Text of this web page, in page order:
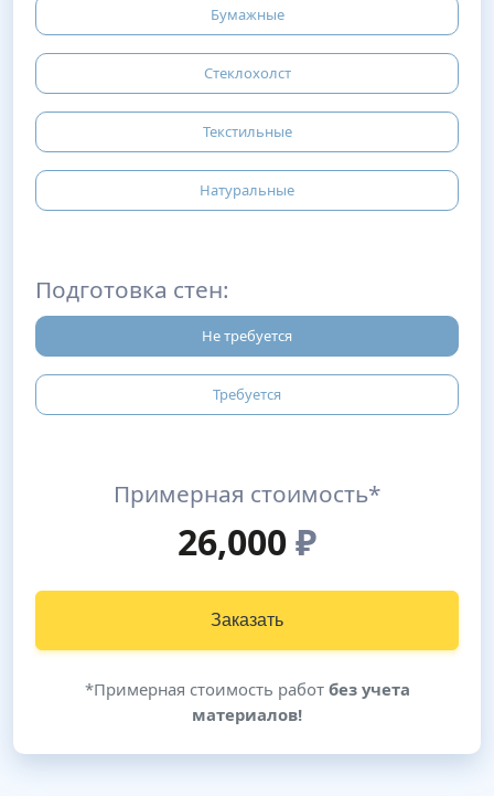
Бумажные
Стеклохолст
Текстильные
Натуральные
Подготовка стен:
Не требуется
Требуется
Примерная стоимость*
26,000₽
Заказать
*Примерная стоимость работ без учета
материалов!